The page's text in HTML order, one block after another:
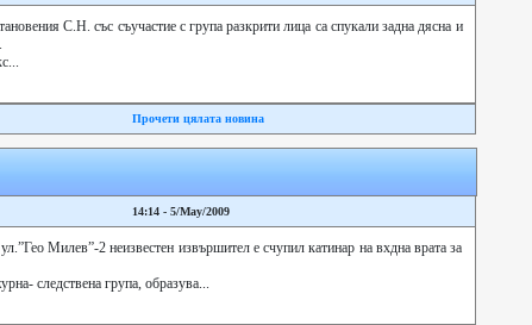
С.Н. със съучастие с група разкрити лица са спукали задна дясна и
Прочети цялата новина
14:14 - 5/May/2009
Милев”-2 неизвестен извършител е счупил катинар на вхдна врата за
следствена група, образува...